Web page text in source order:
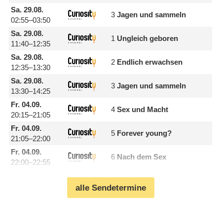
Sa.29.08.
02:55–03:50
3 Jagen und sammeln
Sa.29.08.
11:40–12:35
1 Ungleich geboren
Sa.29.08.
12:35–13:30
2 Endlich erwachsen
Sa.29.08.
13:30–14:25
3 Jagen und sammeln
Fr.04.09.
20:15–21:05
4 Sex und Macht
Fr.04.09.
21:05–22:00
5 Forever young?
Fr. 04.09.
22:00–22:55
6 Nach dem Sex
alle Sendetermine